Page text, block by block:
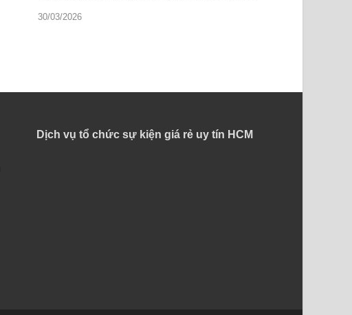
30/03/2026
Dịch vụ tổ chức sự kiện giá rẻ uy tín HCM